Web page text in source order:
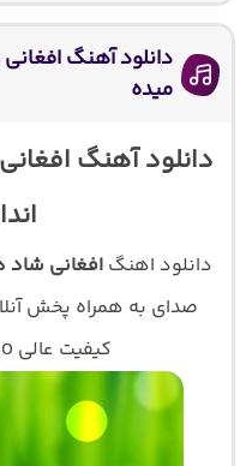
دانلود آهنگ افغانی
میده
دانلود آهنگ
دانلود اهنگافغانی شاد
صدای به همراه پخش
کیفیت عالی 320 در